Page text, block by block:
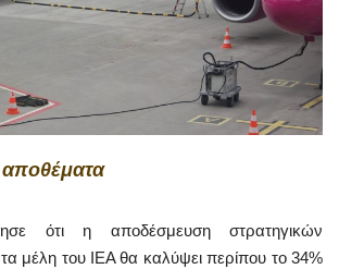
αποθέματα
ότι η αποδέσμευση στρατηγικών
μέλη του IEA θα καλύψει περίπου το 34%